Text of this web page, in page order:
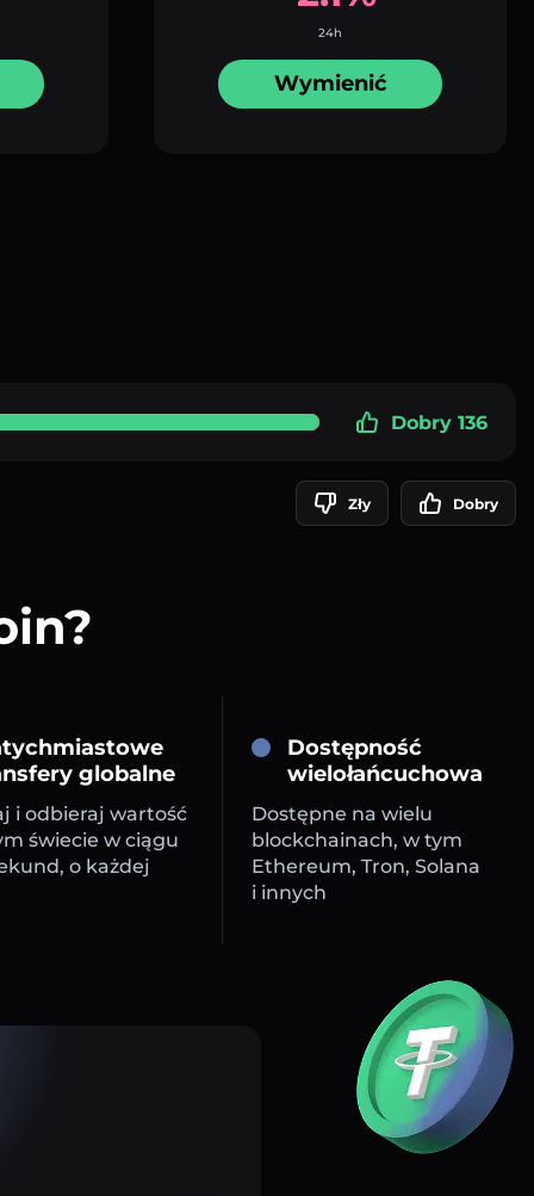
24h
Wymienić
Dobry 136
Zły Dobry
globalne
i odbieraj wartość
świecie w ciągu
o każdej
Dostępność
wielołańcuchowa
Dostępne na wielu
blockchainach, w tym
Ethereum, Tron, Solana
i innych